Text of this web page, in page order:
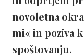
novoletna
mi« in poziva
spoštovanju.